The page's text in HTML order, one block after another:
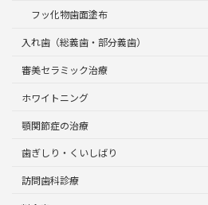
フッ化物歯面塗布
入れ歯（総義歯・部分義歯）
審美セラミック治療
ホワイトニング
顎関節症の治療
歯ぎしり・くいしばり
訪問歯科診療